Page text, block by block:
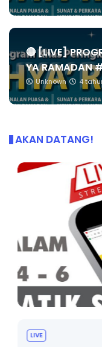
🔴 [LIVE]
YA RAMADAN
Unknown 4
AKAN DATANG!
LIVE